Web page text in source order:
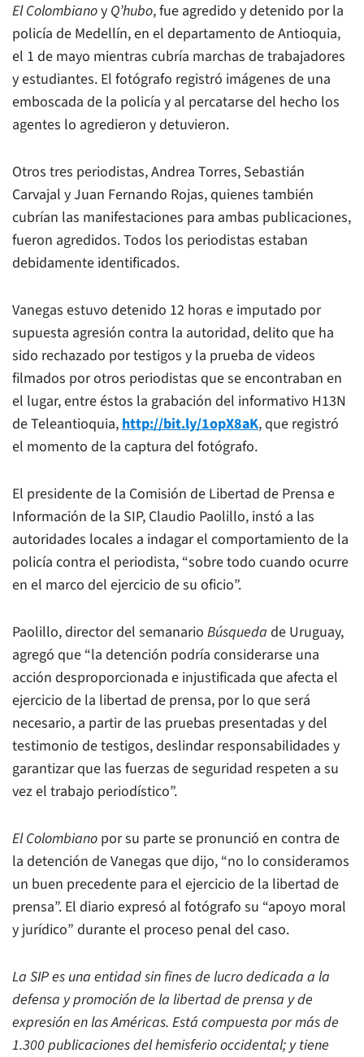
El Colombianoy Q’hubo, fue agredido y detenido por la
policía de Medellín, en el departamento de Antioquia,
el 1 de mayo mientras cubría marchas de trabajadores
y estudiantes. El fotógrafo registró imágenes de una
emboscada de la policía y al percatarse del hecho los
agentes lo agredieron y detuvieron.
Otros tres periodistas, Andrea Torres, Sebastián
Carvajal y Juan Fernando Rojas, quienes también
cubrían las manifestaciones para ambas publicaciones,
fueron agredidos. Todos los periodistas estaban
debidamente identificados.
Vanegas estuvo detenido 12 horas e imputado por
supuesta agresión contra la autoridad, delito que ha
sido rechazado por testigos y la prueba de videos
filmados por otros periodistas que se encontraban en
el lugar, entre éstos la grabación del informativo H13N
de Teleantioquia,http://bit.ly/1opX8aK, que registró
el momento de la captura del fotógrafo.
El presidente de la Comisión de Libertad de Prensa e
Información de la SIP, Claudio Paolillo, instó a las
autoridades locales a indagar el comportamiento de la
policía contra el periodista, “sobre todo cuando ocurre
en el marco del ejercicio de su oficio”.
Paolillo, director del semanario Búsqueda de Uruguay,
agregó que “la detención podría considerarse una
acción desproporcionada e injustificada que afecta el
ejercicio de la libertad de prensa, por lo que será
necesario, a partir de las pruebas presentadas y del
testimonio de testigos, deslindar responsabilidades y
garantizar que las fuerzas de seguridad respeten a su
vez el trabajo periodístico”.
El Colombiano por su parte se pronunció en contra de
la detención de Vanegas que dijo, “no lo consideramos
un buen precedente para el ejercicio de la libertad de
prensa”. El diario expresó al fotógrafo su “apoyo moral
y jurídico” durante el proceso penal del caso.
La SIP es una entidad sin fines de lucro dedicada a la
defensa y promoción de la libertad de prensa y de
expresión en las Américas. Está compuesta por más de
1.300 publicaciones del hemisferio occidental; y tiene